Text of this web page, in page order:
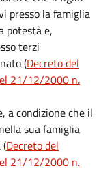
presso la famiglia
potestà e,
terzi
(Decreto del
21/12/2000 n.
a condizione che il
sua famiglia
(Decreto del
21/12/2000 n.